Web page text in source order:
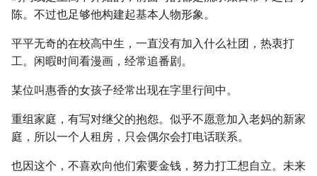
陈。不过也足够他构建起基本人物形象。
平平无奇的在校高中生，一直没有加入什么社团，热衷打
工。闲暇时间看漫画，经常追番剧。
某位叫惠香的女孩子经常出现在字里行间中。
重组家庭，有写对继父的抱怨。似乎不愿意加入老妈的新家
庭，所以一个人租房，只会偶尔会打电话联系。
也因这个，不喜欢向他们索要金钱，努力打工想自立。未来